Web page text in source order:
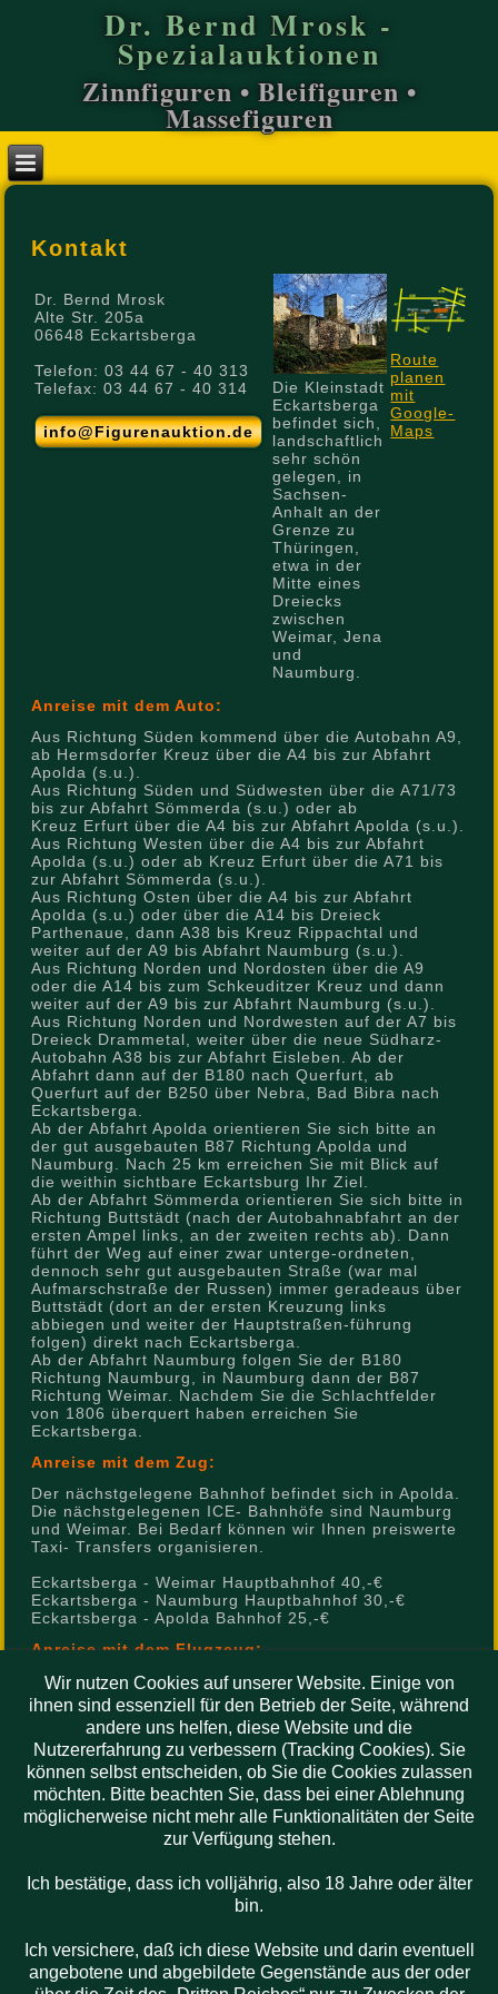
Dr. Bernd Mrosk -
Spezialauktionen
Zinnfiguren • Bleifiguren •
Massefiguren
Kontakt
Dr. Bernd Mrosk
Alte Str. 205a
06648 Eckartsberga
Telefon: 03 44 67 - 40 313
Telefax: 03 44 67 - 40 314
info@Figurenauktion.de
Die Kleinstadt
Eckartsberga
befindet sich,
landschaftlich
sehr schön
gelegen, in
Sachsen-
Anhalt an der
Grenze zu
Thüringen,
etwa in der
Mitte eines
Dreiecks
zwischen
Weimar, Jena
und
Naumburg.
Route
planen
mit
Google-
Maps
Anreise mit dem Auto:
Aus Richtung Süden kommend über die Autobahn A9,
ab Hermsdorfer Kreuz über die A4 bis zur Abfahrt
Apolda (s.u.).
Aus Richtung Süden und Südwesten über die A71/73
bis zur Abfahrt Sömmerda (s.u.) oder ab
Kreuz Erfurt über die A4 bis zur Abfahrt Apolda (s.u.).
Aus Richtung Westen über die A4 bis zur Abfahrt
Apolda (s.u.) oder ab Kreuz Erfurt über die A71 bis
zur Abfahrt Sömmerda (s.u.).
Aus Richtung Osten über die A4 bis zur Abfahrt
Apolda (s.u.) oder über die A14 bis Dreieck
Parthenaue, dann A38 bis Kreuz Rippachtal und
weiter auf der A9 bis Abfahrt Naumburg (s.u.).
Aus Richtung Norden und Nordosten über die A9
oder die A14 bis zum Schkeuditzer Kreuz und dann
weiter auf der A9 bis zur Abfahrt Naumburg (s.u.).
Aus Richtung Norden und Nordwesten auf der A7 bis
Dreieck Drammetal, weiter über die neue Südharz-
Autobahn A38 bis zur Abfahrt Eisleben. Ab der
Abfahrt dann auf der B180 nach Querfurt, ab
Querfurt auf der B250 über Nebra, Bad Bibra nach
Eckartsberga.
Ab der Abfahrt Apolda orientieren Sie sich bitte an
der gut ausgebauten B87 Richtung Apolda und
Naumburg. Nach 25 km erreichen Sie mit Blick auf
die weithin sichtbare Eckartsburg Ihr Ziel.
Ab der Abfahrt Sömmerda orientieren Sie sich bitte in
Richtung Buttstädt (nach der Autobahnabfahrt an der
ersten Ampel links, an der zweiten rechts ab). Dann
führt der Weg auf einer zwar unterge-ordneten,
dennoch sehr gut ausgebauten Straße (war mal
Aufmarschstraße der Russen) immer geradeaus über
Buttstädt (dort an der ersten Kreuzung links
abbiegen und weiter der Hauptstraßen-führung
folgen) direkt nach Eckartsberga.
Ab der Abfahrt Naumburg folgen Sie der B180
Richtung Naumburg, in Naumburg dann der B87
Richtung Weimar. Nachdem Sie die Schlachtfelder
von 1806 überquert haben erreichen Sie
Eckartsberga.
Anreise mit dem Zug:
Der nächstgelegene Bahnhof befindet sich in Apolda.
Die nächstgelegenen ICE- Bahnhöfe sind Naumburg
und Weimar. Bei Bedarf können wir Ihnen preiswerte
Taxi- Transfers organisieren.
Eckartsberga - Weimar Hauptbahnhof 40,-€
Eckartsberga - Naumburg Hauptbahnhof 30,-€
Eckartsberga - Apolda Bahnhof 25,-€
Anreise mit dem Flugzeug:
Die nächstgelegenen Flughäfen befinden sich in
Erfurt und Leipzig. Bei Bedarf können wir Ihnen
preiswerte Taxi- Transfers organisieren.
Eckartsberga - Leipzig Flughafen 65,-€
Eckartsberga - Erfurt Flughafen 60,-€
Aktuelles:
10.11.26 nutzbar.
Wir nutzen Cookies auf unserer Website. Einige von
ihnen sind essenziell für den Betrieb der Seite, während
andere uns helfen, diese Website und die
Nutzererfahrung zu verbessern (Tracking Cookies). Sie
können selbst entscheiden, ob Sie die Cookies zulassen
möchten. Bitte beachten Sie, dass bei einer Ablehnung
möglicherweise nicht mehr alle Funktionalitäten der Seite
zur Verfügung stehen.
Ich bestätige, dass ich volljährig, also 18 Jahre oder älter
bin.
Ich versichere, daß ich diese Website und darin eventuell
angebotene und abgebildete Gegenstände aus der oder